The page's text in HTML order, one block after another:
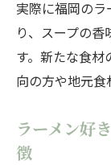
実際に福岡の
り、スープの
す。新たな食
向の方や地元食
ラーメン好
徴